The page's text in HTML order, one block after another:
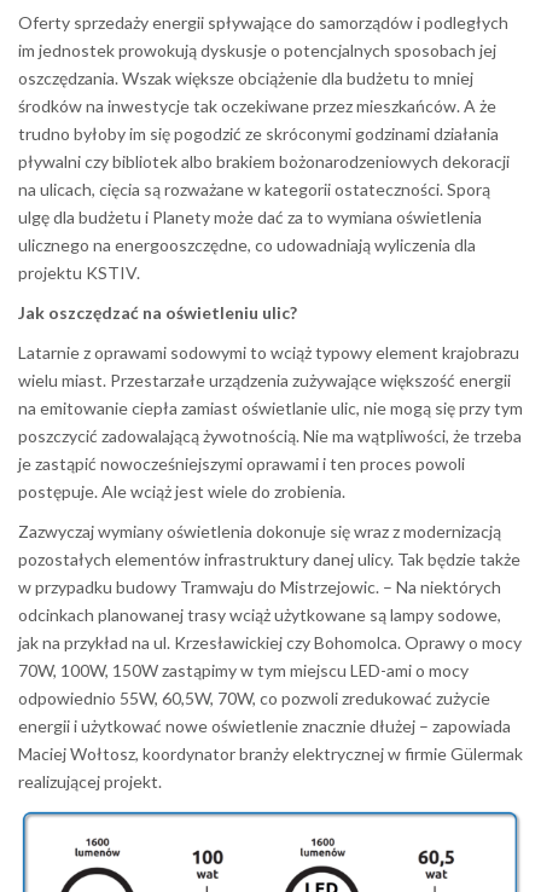
Oferty sprzedaży energii spływające do samorządów i podległych
im jednostek prowokują dyskusje o potencjalnych sposobach jej
oszczędzania. Wszak większe obciążenie dla budżetu to mniej
środków na inwestycje tak oczekiwane przez mieszkańców. A że
trudno byłoby im się pogodzić ze skróconymi godzinami działania
pływalni czy bibliotek albo brakiem bożonarodzeniowych dekoracji
na ulicach, cięcia są rozważane w kategorii ostateczności. Sporą
ulgę dla budżetu i Planety może dać za to wymiana oświetlenia
ulicznego na energooszczędne, co udowadniają wyliczenia dla
projektu KSTIV.
Jak oszczędzać na oświetleniu ulic?
Latarnie z oprawami sodowymi to wciąż typowy element krajobrazu
wielu miast. Przestarzałe urządzenia zużywające większość energii
na emitowanie ciepła zamiast oświetlanie ulic, nie mogą się przy tym
poszczycić zadowalającą żywotnością. Nie ma wątpliwości, że trzeba
je zastąpić nowocześniejszymi oprawami i ten proces powoli
postępuje. Ale wciąż jest wiele do zrobienia.
Zazwyczaj wymiany oświetlenia dokonuje się wraz z modernizacją
pozostałych elementów infrastruktury danej ulicy. Tak będzie także
w przypadku budowy Tramwaju do Mistrzejowic. – Na niektórych
odcinkach planowanej trasy wciąż użytkowane są lampy sodowe,
jak na przykład na ul. Krzesławickiej czy Bohomolca. Oprawy o mocy
70W, 100W, 150W zastąpimy w tym miejscu LED-ami o mocy
odpowiednio 55W, 60,5W, 70W, co pozwoli zredukować zużycie
energii i użytkować nowe oświetlenie znacznie dłużej – zapowiada
Maciej Wołtosz, koordynator branży elektrycznej w firmie Gülermak
realizującej projekt.